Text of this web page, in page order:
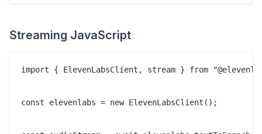
Streaming JavaScript
import { ElevenLabsClient, stream } from
const elevenlabs = new ElevenLabsClient();